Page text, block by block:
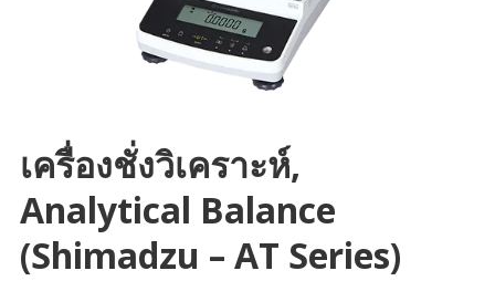
เครื่องชั่งวิเคราะห์,
Analytical Balance
(Shimadzu – AT Series)